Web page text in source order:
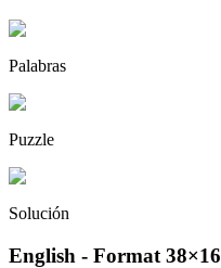
Palabras
Puzzle
Solución
English - Format 38×16